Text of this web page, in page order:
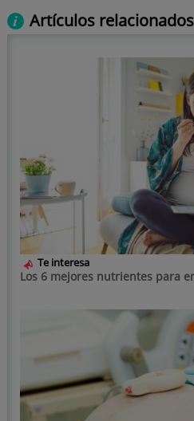
Artículos relacionados
Te interesa
Los 6 mejores nutrientes para